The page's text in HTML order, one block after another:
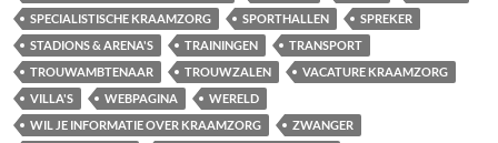
SPECIALISTISCHE KRAAMZORG
SPORTHALLEN
SPREKER
STADIONS & ARENA'S
TRAININGEN
TRANSPORT
TROUWAMBTENAAR
TROUWZALEN
VACATURE KRAAMZORG
VILLA'S
WEBPAGINA
WERELD
WIL JE INFORMATIE OVER KRAAMZORG
ZWANGER